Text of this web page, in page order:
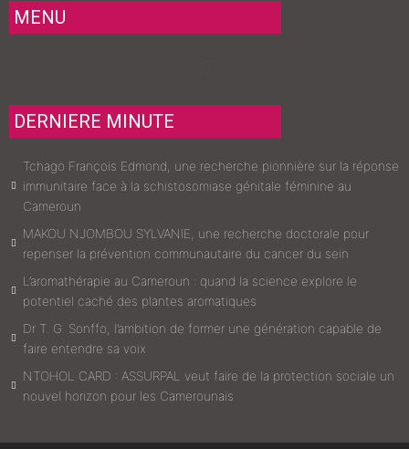
MENU
DERNIERE MINUTE
Tchago François Edmond, une recherche pionnière sur la réponse
immunitaire face à la schistosomiase génitale féminine au
Cameroun
MAKOU NJOMBOU SYLVANIE, une recherche doctorale pour
repenser la prévention communautaire du cancer du sein
L’aromathérapie au Cameroun : quand la science explore le
potentiel caché des plantes aromatiques
Dr T. G. Sonffo, l’ambition de former une génération capable de
faire entendre sa voix
NTOHOL CARD : ASSURPAL veut faire de la protection sociale un
nouvel horizon pour les Camerounais